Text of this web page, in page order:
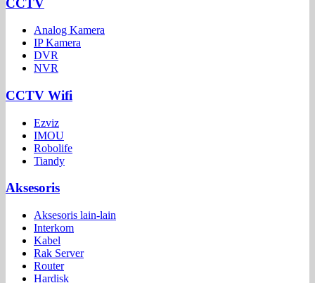
Analog Kamera
IP Kamera
DVR
NVR
CCTV Wifi
Ezviz
IMOU
Robolife
Tiandy
Aksesoris
Aksesoris lain-lain
Interkom
Kabel
Rak Server
Router
Hardisk